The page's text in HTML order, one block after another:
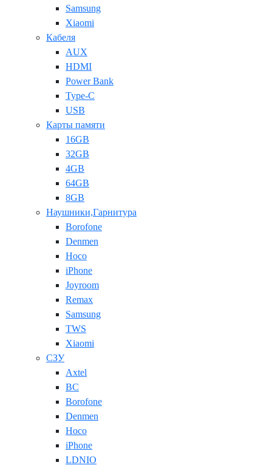
Samsung
Xiaomi
Кабеля
AUX
HDMI
Power Bank
Type-C
USB
Карты памяти
16GB
32GB
4GB
64GB
8GB
Наушники,Гарнитура
Borofone
Denmen
Hoco
iPhone
Joyroom
Remax
Samsung
TWS
Xiaomi
СЗУ
Axtel
BC
Borofone
Denmen
Hoco
iPhone
LDNIO